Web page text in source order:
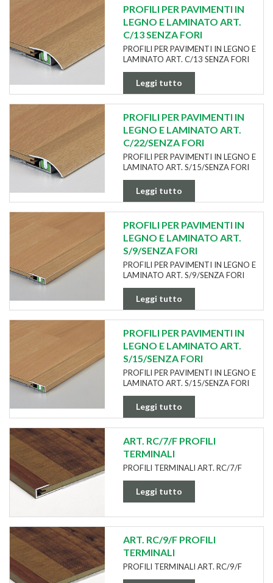
PROFILI PER PAVIMENTI IN
LEGNO E LAMINATO ART.
C/13 SENZA FORI
PROFILI PER PAVIMENTI IN LEGNO E
LAMINATO ART. C/13 SENZA FORI
Leggi tutto
PROFILI PER PAVIMENTI IN
LEGNO E LAMINATO ART.
C/22/SENZA FORI
PROFILI PER PAVIMENTI IN LEGNO E
LAMINATO ART. S/15/SENZA FORI
Leggi tutto
PROFILI PER PAVIMENTI IN
LEGNO E LAMINATO ART.
S/9/SENZA FORI
PROFILI PER PAVIMENTI IN LEGNO E
LAMINATO ART. S/9/SENZA FORI
Leggi tutto
PROFILI PER PAVIMENTI IN
LEGNO E LAMINATO ART.
S/15/SENZA FORI
PROFILI PER PAVIMENTI IN LEGNO E
LAMINATO ART. S/15/SENZA FORI
Leggi tutto
ART. RC/7/F PROFILI
TERMINALI
PROFILI TERMINALI ART. RC/7/F
Leggi tutto
ART. RC/9/F PROFILI
TERMINALI
PROFILI TERMINALI ART. RC/9/F